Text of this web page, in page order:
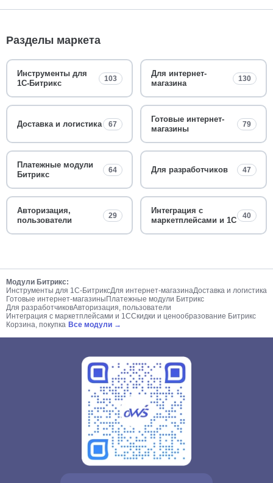
Разделы маркета
Инструменты для
1С-Битрикс
103
Для интернет-
магазина
130
Доставка и логистика 67
Готовые интернет-
магазины
79
Платежные модули
Битрикс
64 Для разработчиков 47
Авторизация,
пользователи
29
Интеграция с
маркетплейсами и 1С
40
Модули Битрикс:
Инструменты для 1С-БитриксДля интернет-магазинаДоставка и логистика
Готовые интернет-магазины Платежные модули Битрикс
Для разработчиковАвторизация, пользователи
Интеграция с маркетплейсами и 1ССкидки и ценообразование Битрикс
Корзина, покупка Все модули →